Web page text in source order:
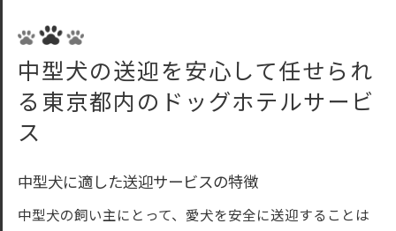
中型犬の送迎を安心して任せられ
る東京都内のドッグホテルサービ
ス
中型犬に適した送迎サービスの特徴
中型犬の飼い主にとって、愛犬を安全に送迎することは